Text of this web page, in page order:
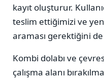
kayıt oluşturur.
teslim ettiğimizi ve
araması gerektiğini
Kombi dolabı ve
çalışma alanı